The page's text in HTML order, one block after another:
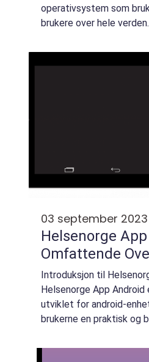
operativsystem som
brukere over hele
til å ta skjermbilder,
03 september 2023
Helsenorge
Omfattende
Introduksjon til
Helsenorge App Android
utviklet for android-
brukerne en praktisk og
Applikasjonen er